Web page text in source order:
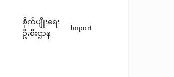
စိုက်ပျိုးရေး
ဦးစီးဌာန
Import